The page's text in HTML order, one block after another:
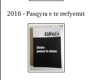
2016 - Pasqyra e te rrefyemit